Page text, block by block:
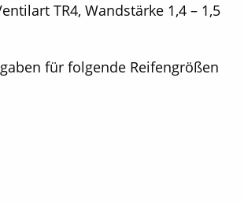
TR4, Wandstärke 1,4 – 1,5
für folgende Reifengrößen